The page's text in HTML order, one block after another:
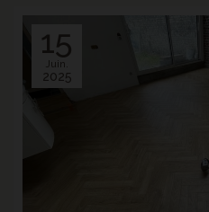
15
Juin.
2025